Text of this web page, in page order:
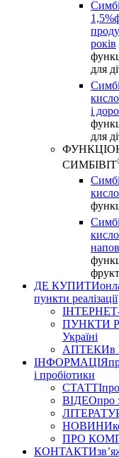
1,5%
років
для
і
для
СИМБІВІТ
ДЕ КУПИТИ
пункти реалізації
ПУНКТИ
Україні
АПТЕКИв
ІНФОРМАЦІЯ
і пробіотики
СТАТТІ
ВІДЕОпро
НОВИНИ
ПРО
КОНТАКТИ